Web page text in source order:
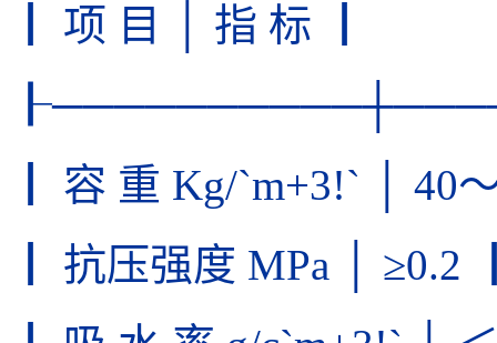
┃ 项 目 │ 指 标 ┃
┃ 容 重 Kg/`m+3!` │ 40
┃ 抗压强度 MPa │ ≥0.2